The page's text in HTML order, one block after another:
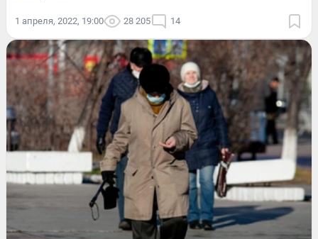
1 апреля, 2022, 19:00 28 205 14